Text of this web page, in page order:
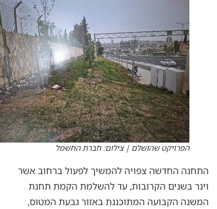
הפרויקט שהושלם | צילום: חברת החשמל
התחנה החדשה צפויה להמשיך לפעול ברחוב אשר
וינר בשנים הקרובות, עד להשלמת הקמת תחנת
המשנה הקבועה המתוכננת באזור גבעת המטוס,